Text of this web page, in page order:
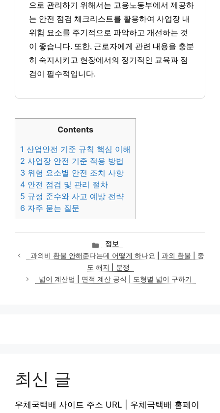
으로 관리하기 위해서는 고용노동부에서 제공하
는 안전 점검 체크리스트를 활용하여 사업장 내
위험 요소를 주기적으로 파악하고 개선하는 것
이 좋습니다. 또한, 근로자에게 관련 내용을 충분
히 숙지시키고 현장에서의 정기적인 교육과 점
검이 필수적입니다.
Contents
1 산업안전 기준 규칙 핵심 이해
2 사업장 안전 기준 적용 방법
3 위험 요소별 안전 조치 사항
4 안전 점검 및 관리 절차
5 규정 준수와 사고 예방 전략
6 자주 묻는 질문
카
테
고
리
정보
과외비 환불 안해준다는데 어떻게 하나요 | 과외 환불 | 중
도 해지 | 분쟁
넓이 계산법 | 면적 계산 공식 | 도형별 넓이 구하기
최신 글
우체국택배 사이트 주소 URL | 우체국택배 홈페이